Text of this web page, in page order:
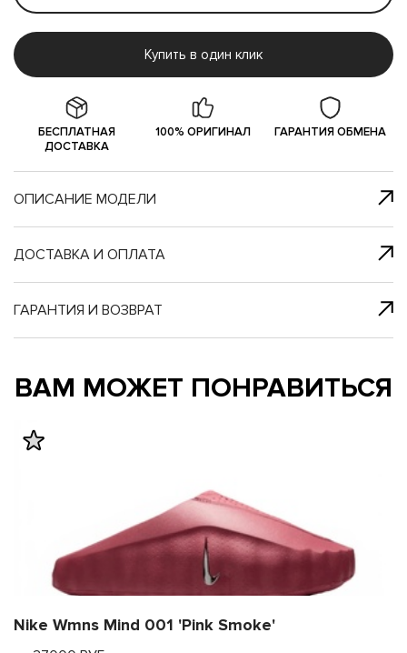
Купить в один клик
клик
и в
наш
БЕСПЛАТНАЯ
ДОСТАВКА
100% ОРИГИНАЛ ГАРАНТИЯ ОБМЕНА
ОПИСАНИЕ МОДЕЛИ
ДОСТАВКА И ОПЛАТА
ГАРАНТИЯ И ВОЗВРАТ
ВАМ МОЖЕТ ПОНРАВИТЬСЯ
Nike Wmns Mind 001 'Pink Smoke'
с нами
и в
наш